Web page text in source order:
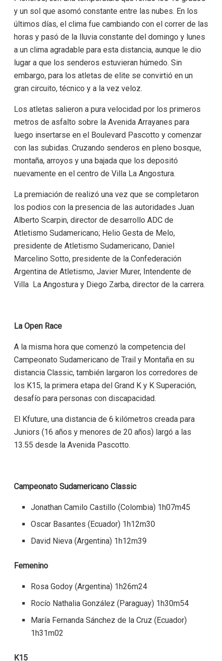
y un sol que asomó constante entre las nubes. En los
últimos días, el clima fue cambiando con el correr de las
horas y pasó de la lluvia constante del domingo y lunes
a un clima agradable para esta distancia, aunque le dio
lugar a que los senderos estuvieran húmedo. Sin
embargo, para los atletas de elite se convirtió en un
gran circuito, técnico y a la vez veloz.
Los atletas salieron a pura velocidad por los primeros
metros de asfalto sobre la Avenida Arrayanes para
luego insertarse en el Boulevard Pascotto y comenzar
con las subidas. Cruzando senderos en pleno bosque,
montaña, arroyos y una bajada que los depositó
nuevamente en el centro de Villa La Angostura.
La premiación de realizó una vez que se completaron
los podios con la presencia de las autoridades Juan
Alberto Scarpin, director de desarrollo ADC de
Atletismo Sudamericano; Helio Gesta de Melo,
presidente de Atletismo Sudamericano, Daniel
Marcelino Sotto, presidente de la Confederación
Argentina de Atletismo, Javier Murer, Intendente de
Villa La Angostura y Diego Zarba, director de la carrera.
La Open Race
A la misma hora que comenzó la competencia del
Campeonato Sudamericano de Trail y Montaña en su
distancia Classic, también largaron los corredores de
los K15, la primera etapa del Grand K y K Superación,
desafío para personas con discapacidad.
El Kfuture, una distancia de 6 kilómetros creada para
Juniors (16 años y menores de 20 años) largó a las
13.55 desde la Avenida Pascotto.
Campeonato Sudamericano Classic
Jonathan Camilo Castillo (Colombia) 1h07m45
Oscar Basantes (Ecuador) 1h12m30
David Nieva (Argentina) 1h12m39
Femenino
Rosa Godoy (Argentina) 1h26m24
Rocío Nathalia González (Paraguay) 1h30m54
María Fernanda Sánchez de la Cruz (Ecuador)
1h31m02
K15